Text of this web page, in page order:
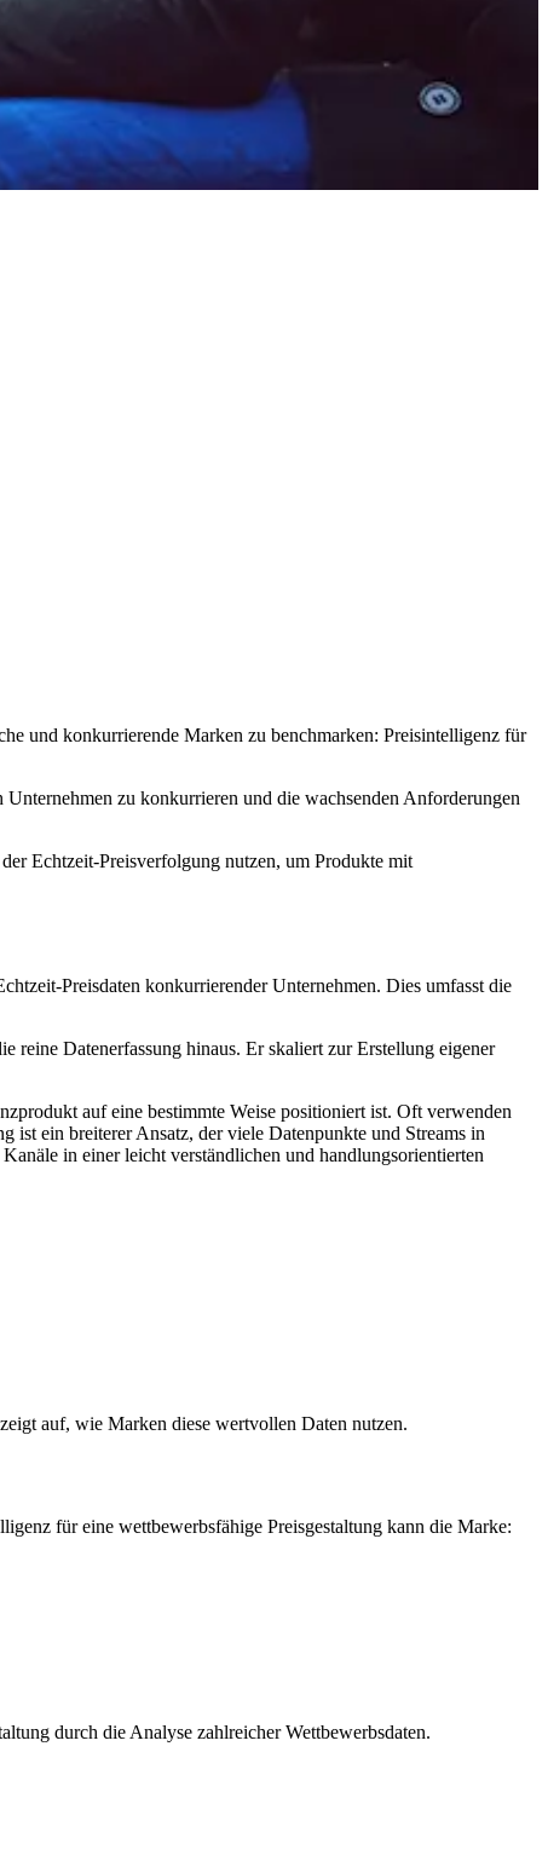
und konkurrierende Marken zu benchmarken: Preisintelligenz für
zu konkurrieren und die wachsenden Anforderungen
Echtzeit-Preisverfolgung nutzen, um Produkte mit
Preisdaten konkurrierender Unternehmen. Dies umfasst die
reine Datenerfassung hinaus. Er skaliert zur Erstellung eigener
auf eine bestimmte Weise positioniert ist. Oft verwenden
ist ein breiterer Ansatz, der viele Datenpunkte und Streams in
in einer leicht verständlichen und handlungsorientierten
auf, wie Marken diese wertvollen Daten nutzen.
für eine wettbewerbsfähige Preisgestaltung kann die Marke:
durch die Analyse zahlreicher Wettbewerbsdaten.